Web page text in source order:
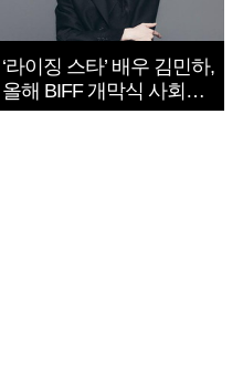
‘라이징 스타’ 배우 김민하,
올해 BIFF 개막식 사회자
확정